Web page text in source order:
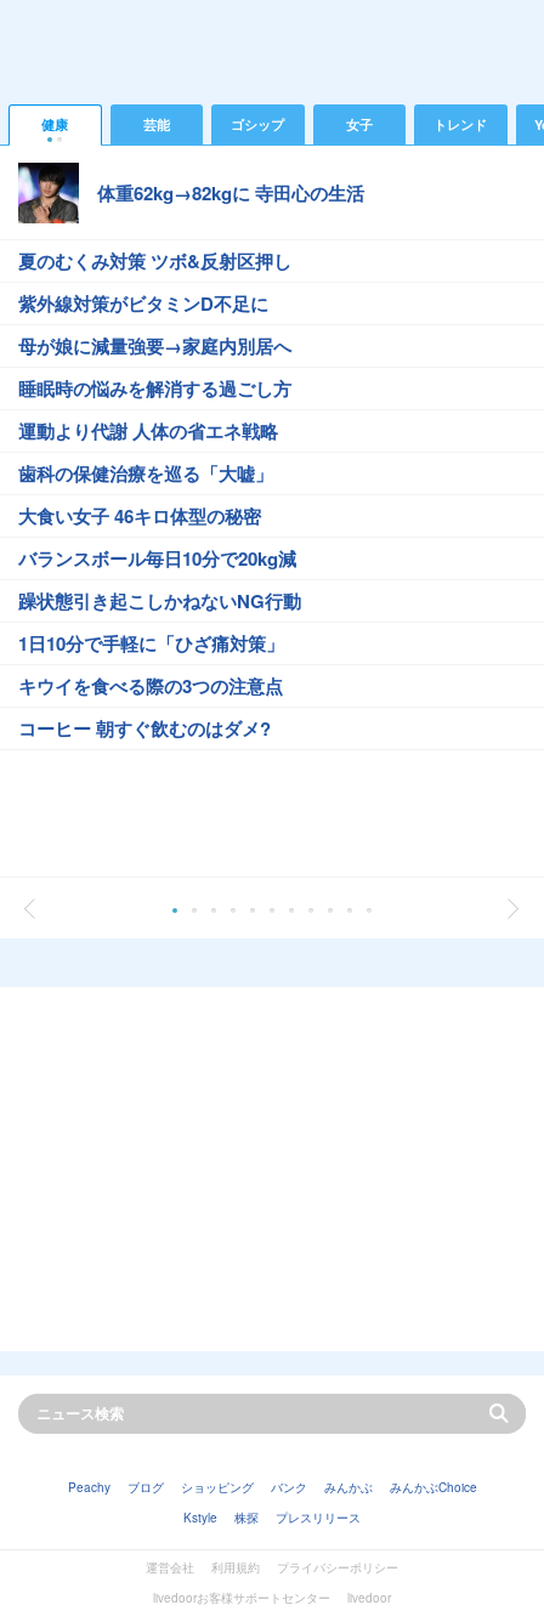
健康 芸能 ゴシップ 女子 トレンド
体重62kg→82kgに 寺田心の生活
夏のむくみ対策 ツボ&反射区押し
紫外線対策がビタミンD不足に
母が娘に減量強要→家庭内別居へ
睡眠時の悩みを解消する過ごし方
運動より代謝 人体の省エネ戦略
歯科の保健治療を巡る「大嘘」
大食い女子 46キロ体型の秘密
バランスボール毎日10分で20kg減
躁状態引き起こしかねないNG行動
1日10分で手軽に「ひざ痛対策」
キウイを食べる際の3つの注意点
コーヒー 朝すぐ飲むのはダメ?
Peachy ブログ ショッピング バンク みんかぶ
みんかぶChoice
Kstyle
株探 プレスリリース
運営会社 利用規約
プライバシーポリシー
livedoorお客様サポートセンター
livedoor